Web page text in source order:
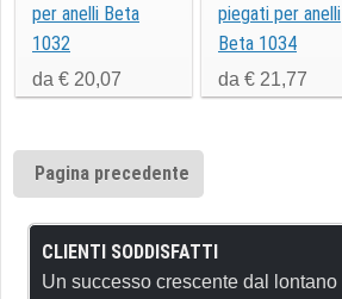
per anelli Beta
1032
da € 20,07
piegati per anelli
Beta 1034
da € 21,77
Pagina precedente
CLIENTI SODDISFATTI
Un successo crescente dal lontano